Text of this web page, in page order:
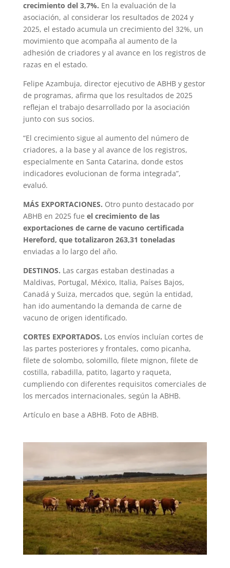
crecimiento del 3,7%. En la evaluación de la
asociación, al considerar los resultados de 2024 y
2025, el estado acumula un crecimiento del 32%, un
movimiento que acompaña al aumento de la
adhesión de criadores y al avance en los registros de
razas en el estado.
Felipe Azambuja, director ejecutivo de ABHB y gestor
de programas, afirma que los resultados de 2025
reflejan el trabajo desarrollado por la asociación
junto con sus socios.
“El crecimiento sigue al aumento del número de
criadores, a la base y al avance de los registros,
especialmente en Santa Catarina, donde estos
indicadores evolucionan de forma integrada”,
evaluó.
MÁS EXPORTACIONES. Otro punto destacado por
ABHB en 2025 fue el crecimiento de las
exportaciones de carne de vacuno certificada
Hereford, que totalizaron 263,31 toneladas
enviadas a lo largo del año.
DESTINOS. Las cargas estaban destinadas a
Maldivas, Portugal, México, Italia, Países Bajos,
Canadá y Suiza, mercados que, según la entidad,
han ido aumentando la demanda de carne de
vacuno de origen identificado.
CORTES EXPORTADOS. Los envíos incluían cortes de
las partes posteriores y frontales, como picanha,
filete de solombo, solomillo, filete mignon, filete de
costilla, rabadilla, patito, lagarto y raqueta,
cumpliendo con diferentes requisitos comerciales de
los mercados internacionales, según la ABHB.
Artículo en base a ABHB. Foto de ABHB.